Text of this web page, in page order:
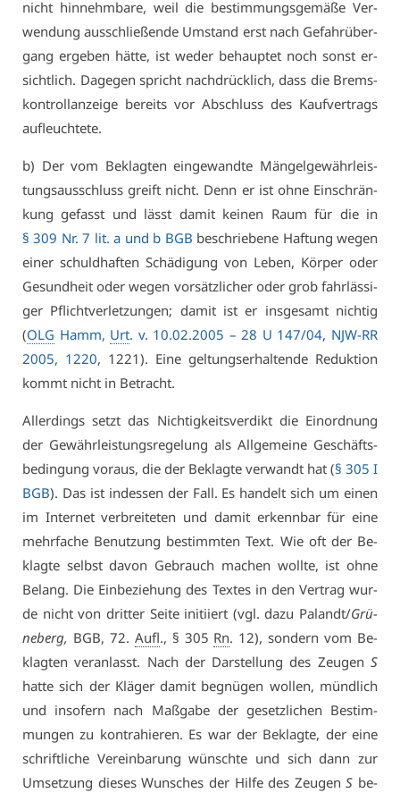
nicht hin­nehm­ba­re, weil die be­stim­mungs­ge­mä­ße Ver­
wen­dung aus­schlie­ßen­de Um­stand erst nach Ge­fahr­über­
gang er­ge­ben hät­te, ist we­der be­haup­tet noch sonst er­
sicht­lich. Da­ge­gen spricht nach­drück­lich, dass die Brems­
kon­troll­an­zei­ge be­reits vor Ab­schluss des Kauf­ver­trags
auf­leuch­te­te.
b) Der vom Be­klag­ten ein­ge­wand­te Män­gel­ge­währ­leis­
tungs­aus­schluss greift nicht. Denn er ist oh­ne Ein­schrän­
kung ge­fasst und lässt da­mit kei­nen Raum für die in
§ 309 Nr. 7 lit. a und b BGB be­schrie­be­ne Haf­tung we­gen
ei­ner schuld­haf­ten Schä­di­gung von Le­ben, Kör­per oder
Ge­sund­heit oder we­gen vor­sätz­li­cher oder grob fahr­läs­si­
ger Pflicht­ver­let­zun­gen; da­mit ist er ins­ge­samt nich­tig
(OLG Hamm, Urt. v. 10.02.2005 – 28 U 147/04, NJW-RR
2005, 1220, 1221). Ei­ne gel­tungs­er­hal­ten­de Re­duk­ti­on
kommt nicht in Be­tracht.
Al­ler­dings setzt das Nich­tig­keits­ver­dikt die Ein­ord­nung
der Ge­währ­leis­tungs­re­ge­lung als All­ge­mei­ne Ge­schäfts­
be­din­gung vor­aus, die der Be­klag­te ver­wandt hat (§ 305 I
BGB). Das ist in­des­sen der Fall. Es han­delt sich um ei­nen
im In­ter­net ver­brei­te­ten und da­mit er­kenn­bar für ei­ne
mehr­fa­che Be­nut­zung be­stimm­ten Text. Wie oft der Be­
klag­te selbst da­von Ge­brauch ma­chen woll­te, ist oh­ne
Be­lang. Die Ein­be­zie­hung des Tex­tes in den Ver­trag wur­
de nicht von drit­ter Sei­te in­iti­iert (vgl. da­zu Pa­landt/Grü­
ne­berg, BGB, 72. Aufl., § 305 Rn. 12), son­dern vom Be­
klag­ten ver­an­lasst. Nach der Dar­stel­lung des Zeu­gen S
hat­te sich der Klä­ger da­mit be­gnü­gen wol­len, münd­lich
und in­so­fern nach Maß­ga­be der ge­setz­li­chen Be­stim­
mun­gen zu kon­tra­hie­ren. Es war der Be­klag­te, der ei­ne
schrift­li­che Ver­ein­ba­rung wünsch­te und sich dann zur
Um­set­zung die­ses Wun­sches der Hil­fe des Zeu­genS be­